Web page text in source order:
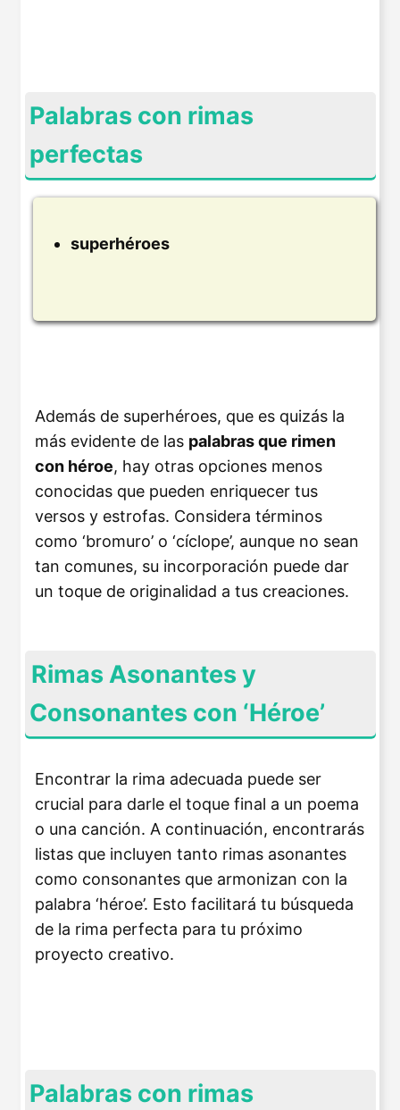
Palabras con rimas
perfectas
superhéroes
Además de superhéroes, que es quizás la
más evidente de las palabras que rimen
con héroe, hay otras opciones menos
conocidas que pueden enriquecer tus
versos y estrofas. Considera términos
como ‘bromuro’ o ‘cíclope’, aunque no sean
tan comunes, su incorporación puede dar
un toque de originalidad a tus creaciones.
Rimas Asonantes y
Consonantes con ‘Héroe’
Encontrar la rima adecuada puede ser
crucial para darle el toque final a un poema
o una canción. A continuación, encontrarás
listas que incluyen tanto rimas asonantes
como consonantes que armonizan con la
palabra ‘héroe’. Esto facilitará tu búsqueda
de la rima perfecta para tu próximo
proyecto creativo.
Palabras con rimas